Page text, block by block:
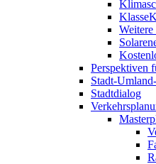
Perspektiven
Stadt-
Stadtdialog